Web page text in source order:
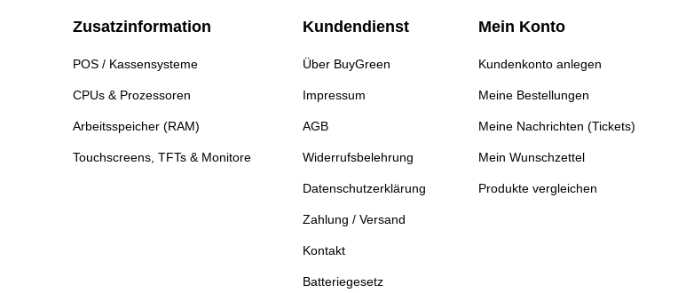
Zusatzinformation
POS / Kassensysteme
CPUs & Prozessoren
Arbeitsspeicher (RAM)
Touchscreens, TFTs & Monitore
Kundendienst
Über BuyGreen
Impressum
AGB
Widerrufsbelehrung
Datenschutzerklärung
Zahlung / Versand
Kontakt
Batteriegesetz
Mein Konto
Kundenkonto anlegen
Meine Bestellungen
Meine Nachrichten (Tickets)
Mein Wunschzettel
Produkte vergleichen